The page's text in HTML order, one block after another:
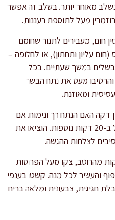
מאוחר יותר. בשלב זה אפשר
מעל לתוספת רעננות.
חום, מעבירים לתנור שחומם
צלזיוס (חום עליון ותחתון), או לחלופה –
במשך שעתיים. בכל
מעט את נתח הבשר
ומאוזנת.
דקה האם הנתח רך ונימוח. אם
יש צורך, האריכו את הבישול ב-20 דקות נוספות. הוציאו את
לצלחות ההגשה.
מהרוטב, צקו מעל הפרוסות
והעשיר לכל מנה. קשטו בענפי
חגיגית, צבעונית ומלאה בריח